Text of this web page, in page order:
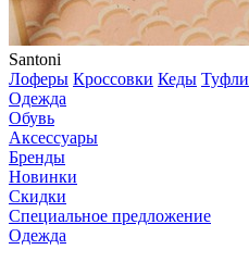
Santoni
Лоферы Кроссовки Кеды Туфли
Одежда
Обувь
Аксессуары
Бренды
Новинки
Скидки
Специальное предложение
Одежда